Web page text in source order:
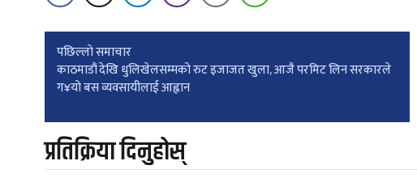
Post
navigation
पछिल्लाे समाचार
काठमाडौं देखि धुलिखेलसम्मको रुट इजाजत खुला, आजै परमिट लिन सरकारले
ग¥यो बस व्यवसायीलाई आह्वान
प्रतिक्रिया दिनुहोस्